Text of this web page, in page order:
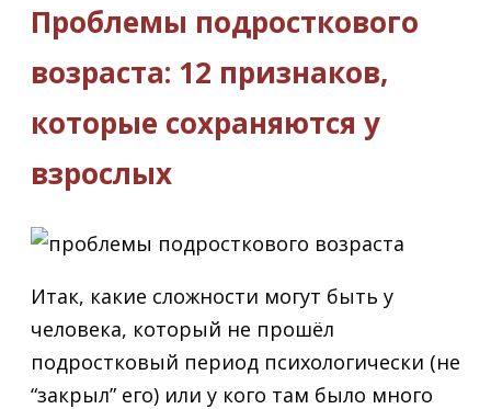
Проблемы подросткового
возраста: 12 признаков,
которые сохраняются у
взрослых
Итак, какие сложности могут быть у
человека, который не прошёл
подростковый период психологически (не
“закрыл” его) или у кого там было много